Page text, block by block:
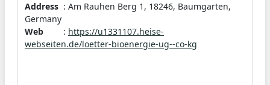
ausschließlich mit Rindergülle, Mist und
Futterresten betrieben, es werden keine
Futterpflanzen wie z. B. Mais verwendet. Der
Address : Am Rauhen Berg 1, 18246, Baumgarten,
Germany
Web
: https://u1331107.heise-
webseiten.de/loetter-bioenergie-ug--co-kg